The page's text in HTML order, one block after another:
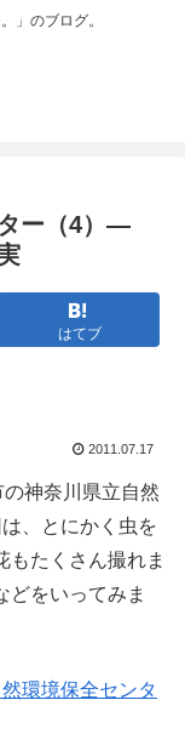
」のブログ。
ー（4）―
はてブ
2011.07.17
神奈川県立自然
、とにかく虫を
もたくさん撮れま
どをいってみま
環境保全センタ